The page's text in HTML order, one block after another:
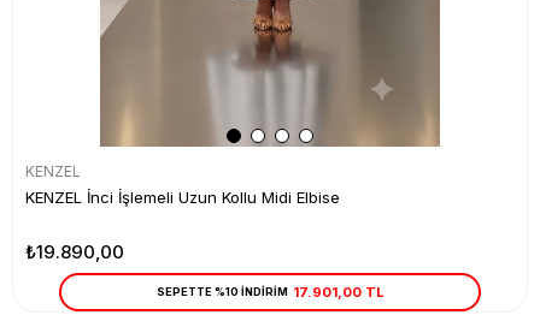
KENZEL
KENZEL İnci İşlemeli Uzun Kollu Midi Elbise
₺19.890,00
SEPETTE %10 İNDİRİM 17.901,00 TL